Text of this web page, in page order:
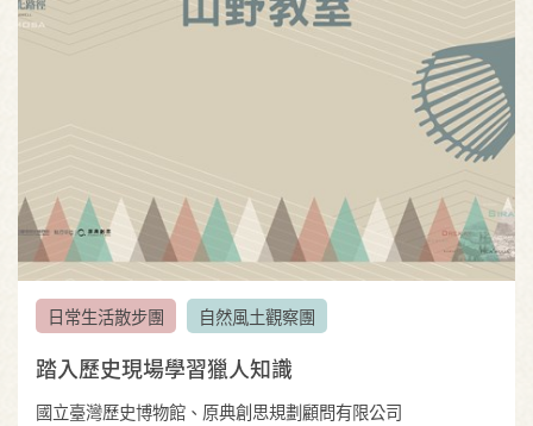
日常生活散步團 自然風土觀察團
踏入歷史現場學習獵人知識
國立臺灣歷史博物館、原典創思規劃顧問有限公司